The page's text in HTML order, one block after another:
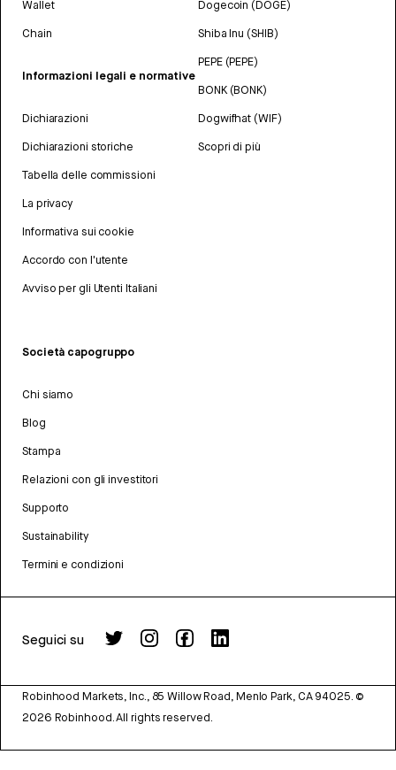
Wallet
Chain
Informazioni legali e normative
Dichiarazioni
Dichiarazioni storiche
Tabella delle commissioni
La privacy
Informativa sui cookie
Accordo con l'utente
Avviso per gli Utenti Italiani
Dogecoin (DOGE)
Shiba Inu (SHIB)
PEPE (PEPE)
BONK (BONK)
Dogwifhat (WIF)
Scopri di più
Società capogruppo
Chi siamo
Blog
Stampa
Relazioni con gli investitori
Supporto
Sustainability
Termini e condizioni
Seguici su
Robinhood Markets, Inc., 85 Willow Road, Menlo Park, CA 94025. ©
2026 Robinhood. All rights reserved.